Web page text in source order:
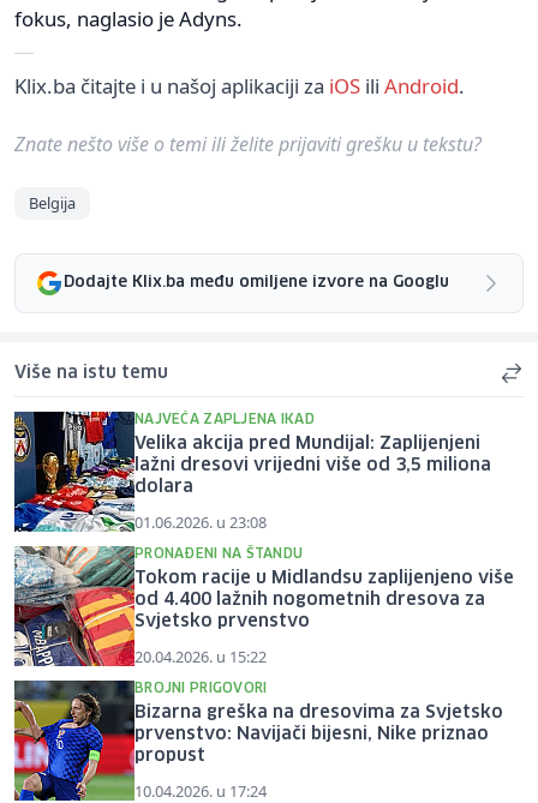
fokus, naglasio je Adyns.
Klix.ba čitajte i u našoj aplikaciji za iOS ili Android.
Znate nešto više o temi ili želite prijaviti grešku u tekstu?
Belgija
Dodajte Klix.ba među omiljene izvore na Googlu
Više na istu temu
NAJVEĆA ZAPLJENA IKAD
Velika akcija pred Mundijal: Zaplijenjeni
lažni dresovi vrijedni više od 3,5 miliona
dolara
01.06.2026. u 23:08
PRONAĐENI NA ŠTANDU
Tokom racije u Midlandsu zaplijenjeno više
od 4.400 lažnih nogometnih dresova za
Svjetsko prvenstvo
20.04.2026. u 15:22
BROJNI PRIGOVORI
Bizarna greška na dresovima za Svjetsko
prvenstvo: Navijači bijesni, Nike priznao
propust
10.04.2026. u 17:24